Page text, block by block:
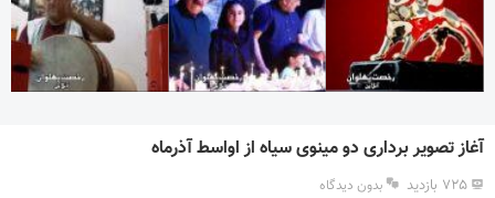
آغاز تصویر برداری دو مینوی سیاه از اواسط آذرماه
۷۲۵ بازدید بدون دیدگاه